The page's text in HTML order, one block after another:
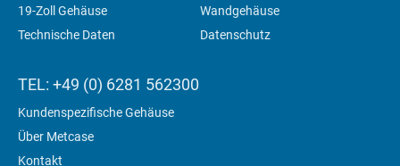
19-Zoll Gehäuse
Wandgehäuse
Technische Daten
Datenschutz
TEL: +49 (0) 6281 562300
Kundenspezifische Gehäuse
Über Metcase
Kontakt